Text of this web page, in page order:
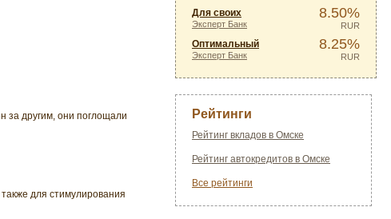
за другим, они поглощали
для стимулирования
Для своих
Эксперт Банк
8.50%
RUR
Оптимальный
Эксперт Банк
8.25%
RUR
Рейтинги
Рейтинг вкладов в Омске
Рейтинг автокредитов в Омске
Все рейтинги